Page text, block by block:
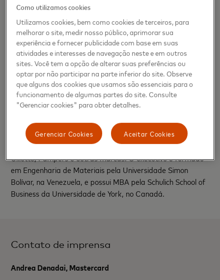
prestigiada em nível mundial, com o propósito claro de ligar
todos a possibilidades inestimáveis. A indústria de
pagamentos é incrivelmente dinâmica, e estou
entusiasmado em poder contribuir para a evolução da
marca neste cenário.”
Carlos ingressa na Mastercard vindo da gigante de bens
de consumo Procter & Gamble (P&G), onde ocupou vários
cargos de liderança ao longo de seus mais de 17 anos na
empresa. Recentemente, liderou o negócio de Oral Care na
América do Norte, gerenciando marketing, comunicação,
inovação, comércio eletrônico e mídia. Ao longo de sua
gestão na P&G, também liderou equipes de negócios da
Gillette, Pampers e outras marcas. O executivo é formado
em Engenharia de Materiais pela Universidade Simon
Bolívar, na Venezuela, e possui MBA pela Schulich School of
Business da Universidade de York, no Canadá.
Contato de imprensa
Andrea Denadai, Mastercard
Como utilizamos cookies
Utilizamos cookies, bem como cookies de terceiros, para
melhorar o site, medir nosso público, aprimorar sua
experiência e fornecer publicidade com base em suas
atividades e interesses de navegação neste e em outros
sites. Você tem a opção de alterar suas preferências ou
optar por não participar na parte inferior do site. Observe
que alguns dos cookies que usamos são essenciais para o
funcionamento de algumas partes do site. Consulte
"Gerenciar cookies" para obter detalhes.
Aceitar Cookies
Gerenciar Cookies